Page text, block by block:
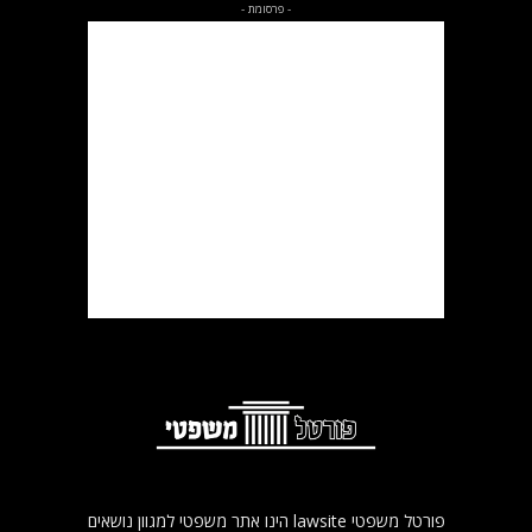
- פרסומת -
פורטל משפטי lawsite הינו אתר משפטי למגוון נושאים